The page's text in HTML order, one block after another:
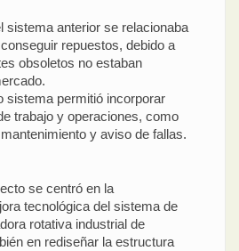
sistema anterior se relacionaba
repuestos, debido a
obsoletos no estaban
sistema permitió incorporar
trabajo y operaciones, como
y aviso de fallas.
se centró en la
tecnológica del sistema de
rotativa industrial de
en rediseñar la estructura